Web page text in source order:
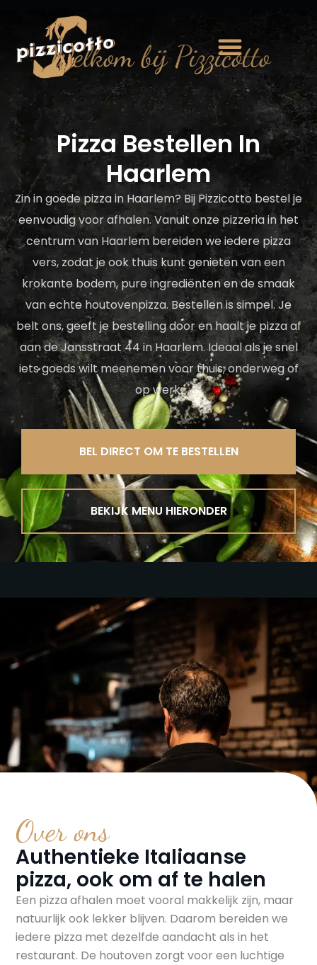
Pizza Bestellen In
Haarlem
Welkom bij Pizzicotto
Zin in goede pizza in Haarlem? Bij Pizzicotto bestel je
eenvoudig voor afhalen. Vanuit onze pizzeria in het
centrum van Haarlem bereiden we iedere pizza
vers, zodat je ook thuis kunt genieten van een
krokante bodem, pure ingrediënten en de smaak
van echte houtovenpizza. Bestellen is simpel. Je
belt ons, geeft je bestelling door en haalt je pizza af
aan de Jansstraat 44 in Haarlem. Ideaal als je snel
iets goeds wilt meenemen voor thuis, onderweg of
op werk.
BEL DIRECT OM TE BESTELLEN
BEKIJK MENU HIERONDER
Over ons
Authentieke Italiaanse
pizza, ook om af te halen
Een pizza afhalen moet vooral makkelijk zijn, maar
natuurlijk ook lekker blijven. Daarom bereiden we
iedere pizza met dezelfde aandacht als in het
restaurant. De houtoven zorgt voor een luchtige